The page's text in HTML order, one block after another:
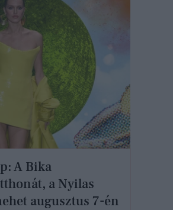
A Bika
a Nyilas
augusztus 7-én